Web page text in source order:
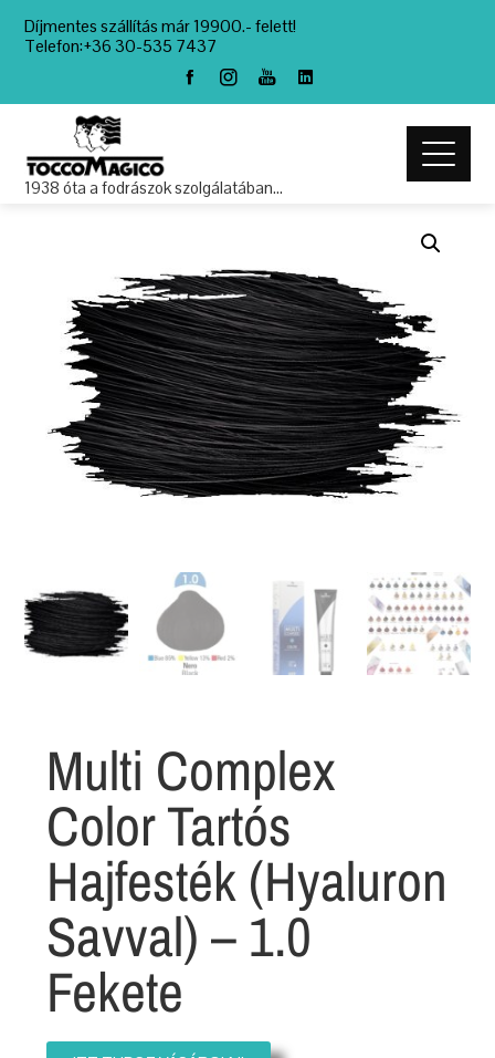
Díjmentes szállítás már 19900.- felett!
Telefon:+36 30-535 7437
1938 óta a fodrászok szolgálatában…
Multi Complex
Color Tartós
Hajfesték (Hyaluron
Savval) – 1.0
Fekete